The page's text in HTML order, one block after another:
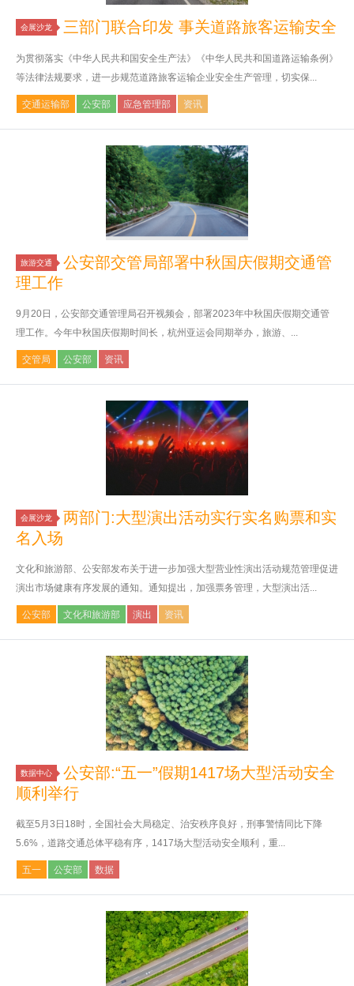
会展沙龙 三部门联合印发 事关道路旅客运输安全
为贯彻落实《中华人民共和国安全生产法》《中华人民共和国道路运输条例》
等法律法规要求，进一步规范道路旅客运输企业安全生产管理，切实保...
交通运输部 公安部 应急管理部 资讯
旅游交通
公安部交管局部署中秋国庆假期交通管
理工作
9月20日，公安部交通管理局召开视频会，部署2023年中秋国庆假期交通管
理工作。今年中秋国庆假期时间长，杭州亚运会同期举办，旅游、...
交管局 公安部 资讯
会展沙龙
两部门:大型演出活动实行实名购票和实
名入场
文化和旅游部、公安部发布关于进一步加强大型营业性演出活动规范管理促进
演出市场健康有序发展的通知。通知提出，加强票务管理，大型演出活...
公安部 文化和旅游部 演出 资讯
数据中心
公安部:“五一”假期1417场大型活动安全
顺利举行
截至5月3日18时，全国社会大局稳定、治安秩序良好，刑事警情同比下降
5.6%，道路交通总体平稳有序，1417场大型活动安全顺利，重...
五一 公安部 数据